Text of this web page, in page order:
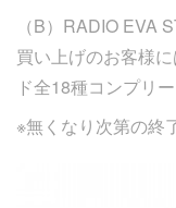
（B）RADIO EVA
買い上げのお客様
ド全18種コンプリ
※無くなり次第の終